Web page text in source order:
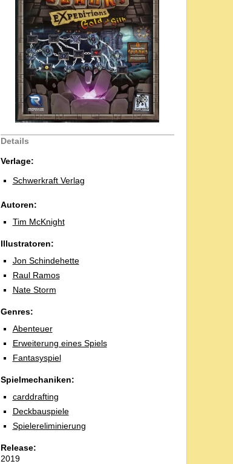
Details
Verlage:
Schwerkraft Verlag
Autoren:
Tim McKnight
Illustratoren:
Jon Schindehette
Raul Ramos
Nate Storm
Genres:
Abenteuer
Erweiterung eines Spiels
Fantasyspiel
Spielmechaniken:
carddrafting
Deckbauspiele
Spielereliminierung
Release:
2019